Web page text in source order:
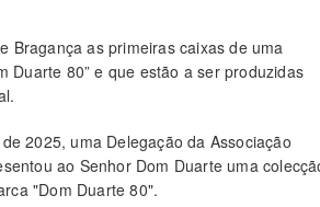
Bragança as primeiras caixas de uma
Duarte 80” e que estão a ser produzidas